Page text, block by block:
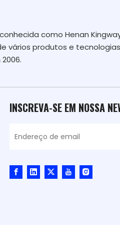
como Henan
vários produtos e
INSCREVA-SE EM NOSSA